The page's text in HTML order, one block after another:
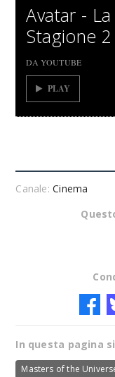
Avatar -
Stagione 2
DA YOUTUBE
PLAY
Canale:Cinema
In questa pagina
Masters of the